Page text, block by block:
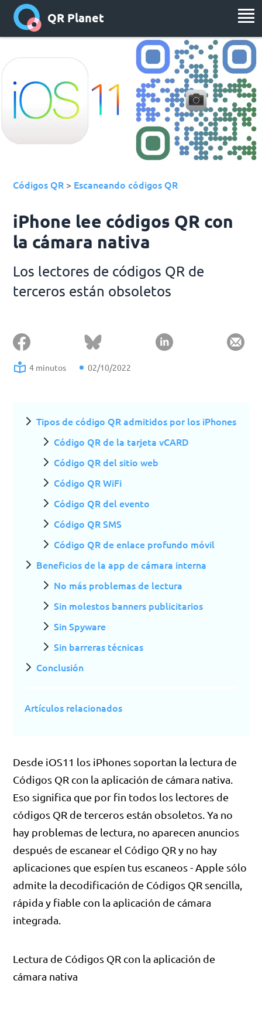
QR Planet
Códigos QR > Escaneando códigos QR
iPhone lee códigos QR con
la cámara nativa
Los lectores de códigos QR de
terceros están obsoletos
4 minutos 02/10/2022
Tipos de código QR admitidos por los iPhones
Código QR de la tarjeta vCARD
Código QR del sitio web
Código QR WiFi
Código QR del evento
Código QR SMS
Código QR de enlace profundo móvil
Beneficios de la app de cámara interna
No más problemas de lectura
Sin molestos banners publicitarios
Sin Spyware
Sin barreras técnicas
Conclusión
Artículos relacionados
Desde iOS11 los iPhones soportan la lectura de
Códigos QR con la aplicación de cámara nativa.
Eso significa que por fin todos los lectores de
códigos QR de terceros están obsoletos. Ya no
hay problemas de lectura, no aparecen anuncios
después de escanear el Código QR y no hay
aplicaciones que espíen tus escaneos - Apple sólo
admite la decodificación de Códigos QR sencilla,
rápida y fiable con la aplicación de cámara
integrada.
Lectura de Códigos QR con la aplicación de
cámara nativa